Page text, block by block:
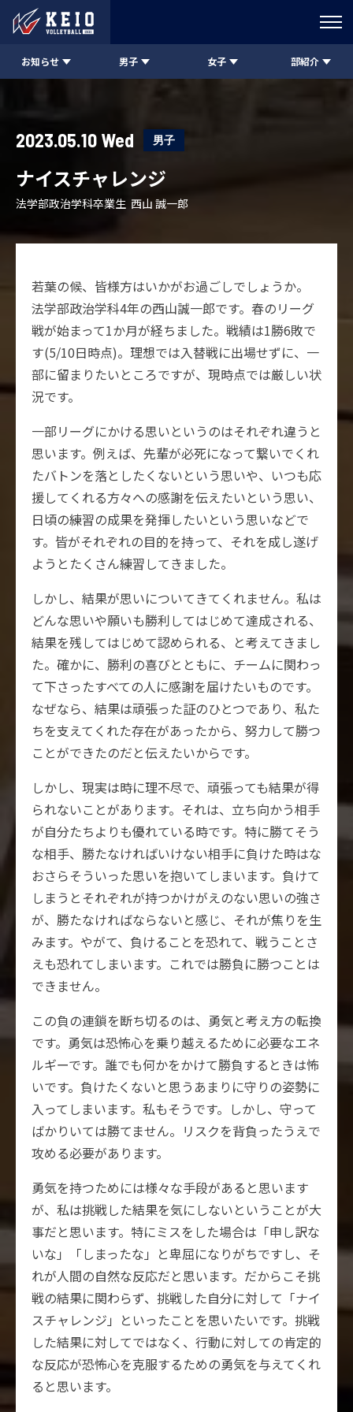
お知らせ 男子 女子 部紹介
2023.05.10 Wed 男子
ナイスチャレンジ
法学部政治学科卒業生 西山 誠一郎
若葉の候、皆様方はいかがお過ごしでしょうか。
法学部政治学科4年の西山誠一郎です。春のリーグ
戦が始まって1か月が経ちました。戦績は1勝6敗で
す(5/10日時点)。理想では入替戦に出場せずに、一
部に留まりたいところですが、現時点では厳しい状
況です。
一部リーグにかける思いというのはそれぞれ違うと
思います。例えば、先輩が必死になって繋いでくれ
たバトンを落としたくないという思いや、いつも応
援してくれる方々への感謝を伝えたいという思い、
日頃の練習の成果を発揮したいという思いなどで
す。皆がそれぞれの目的を持って、それを成し遂げ
ようとたくさん練習してきました。
しかし、結果が思いについてきてくれません。私は
どんな思いや願いも勝利してはじめて達成される、
結果を残してはじめて認められる、と考えてきまし
た。確かに、勝利の喜びとともに、チームに関わっ
て下さったすべての人に感謝を届けたいものです。
なぜなら、結果は頑張った証のひとつであり、私た
ちを支えてくれた存在があったから、努力して勝つ
ことができたのだと伝えたいからです。
しかし、現実は時に理不尽で、頑張っても結果が得
られないことがあります。それは、立ち向かう相手
が自分たちよりも優れている時です。特に勝てそう
な相手、勝たなければいけない相手に負けた時はな
おさらそういった思いを抱いてしまいます。負けて
しまうとそれぞれが持つかけがえのない思いの強さ
が、勝たなければならないと感じ、それが焦りを生
みます。やがて、負けることを恐れて、戦うことさ
えも恐れてしまいます。これでは勝負に勝つことは
できません。
この負の連鎖を断ち切るのは、勇気と考え方の転換
です。勇気は恐怖心を乗り越えるために必要なエネ
ルギーです。誰でも何かをかけて勝負するときは怖
いです。負けたくないと思うあまりに守りの姿勢に
入ってしまいます。私もそうです。しかし、守って
ばかりいては勝てません。リスクを背負ったうえで
攻める必要があります。
勇気を持つためには様々な手段があると思います
が、私は挑戦した結果を気にしないということが大
事だと思います。特にミスをした場合は「申し訳な
いな」「しまったな」と卑屈になりがちですし、そ
れが人間の自然な反応だと思います。だからこそ挑
戦の結果に関わらず、挑戦した自分に対して「ナイ
スチャレンジ」といったことを思いたいです。挑戦
した結果に対してではなく、行動に対しての肯定的
な反応が恐怖心を克服するための勇気を与えてくれ
ると思います。